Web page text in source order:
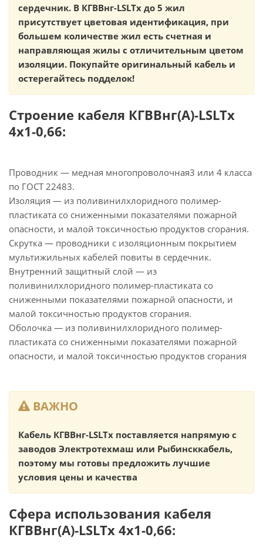
сердечник. В КГВВнг-LSLTx до 5 жил
присутствует цветовая идентификация, при
большем количестве жил есть счетная и
направляющая жилы с отличительным цветом
изоляции. Покупайте оригинальный кабель и
остерегайтесь подделок!
Строение кабеля КГВВнг(А)-LSLTx
4х1-0,66:
Проводник — медная многопроволочная3 или 4 класса
по ГОСТ 22483.
Изоляция — из поливинилхлоридного полимер-
пластиката со сниженными показателями пожарной
опасности, и малой токсичностью продуктов сгорания.
Скрутка — проводники с изоляционным покрытием
мультижильных кабелей повиты в сердечник.
Внутренний защитный слой — из
поливинилхлоридного полимер-пластиката со
сниженными показателями пожарной опасности, и
малой токсичностью продуктов сгорания.
Оболочка — из поливинилхлоридного полимер-
пластиката со сниженными показателями пожарной
опасности, и малой токсичностью продуктов сгорания
ВАЖНО
Кабель КГВВнг-LSLTx поставляется напрямую с
заводов Электротехмаш или Рыбинсккабель,
поэтому мы готовы предложить лучшие
условия цены и качества
Сфера использования кабеля
КГВВнг(А)-LSLTx 4х1-0,66: